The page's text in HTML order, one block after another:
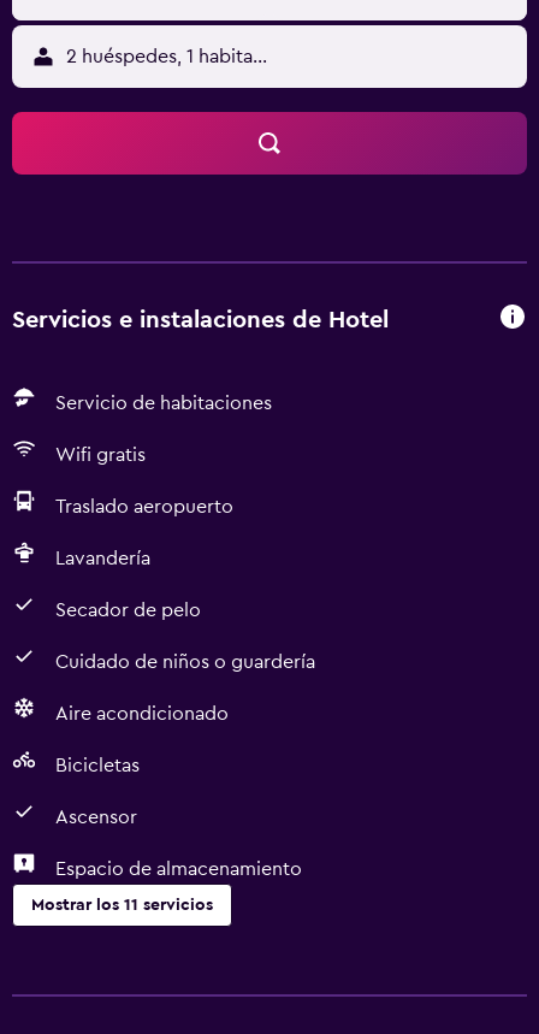
2 huéspedes, 1 habitación
Servicios e instalaciones de Hotel
Servicio de habitaciones
Wifi gratis
Traslado aeropuerto
Lavandería
Secador de pelo
Cuidado de niños o guardería
Aire acondicionado
Bicicletas
Ascensor
Espacio de almacenamiento
Mostrar los 11 servicios
Parque infantil